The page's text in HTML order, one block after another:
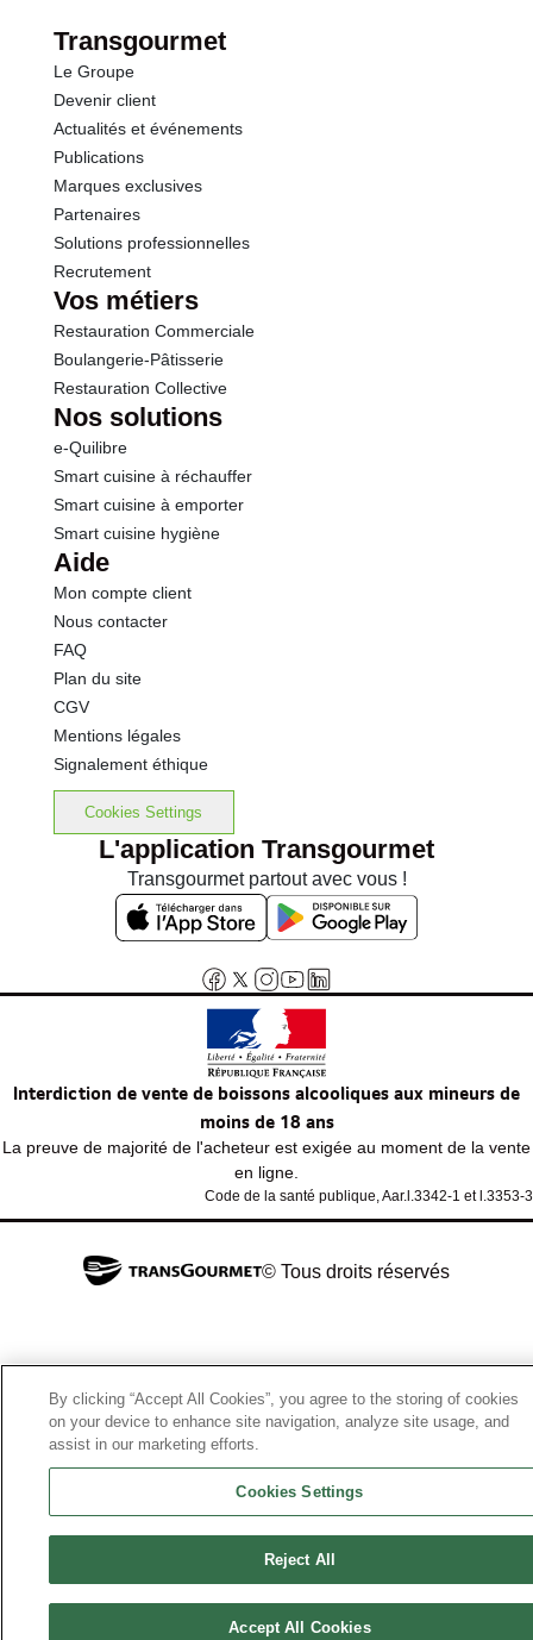
Transgourmet
Le Groupe
Devenir client
Actualités et événements
Publications
Marques exclusives
Partenaires
Solutions professionnelles
Recrutement
Vos métiers
Restauration Commerciale
Boulangerie-Pâtisserie
Restauration Collective
Nos solutions
e-Quilibre
Smart cuisine à réchauffer
Smart cuisine à emporter
Smart cuisine hygiène
Aide
Mon compte client
Nous contacter
FAQ
Plan du site
CGV
Mentions légales
Signalement éthique
Cookies Settings
L'application Transgourmet
Transgourmet partout avec vous !
Interdiction de vente de boissons alcooliques aux mineurs de
moins de 18 ans
La preuve de majorité de l'acheteur est exigée au moment de la vente
en ligne.
Code de la santé publique, Aar.l.3342-1 et l.3353-3
© Tous droits réservés
By clicking “Accept All Cookies”, you agree to the storing of cookies
on your device to enhance site navigation, analyze site usage, and
assist in our marketing efforts.
Cookies Settings
Reject All
Accept All Cookies